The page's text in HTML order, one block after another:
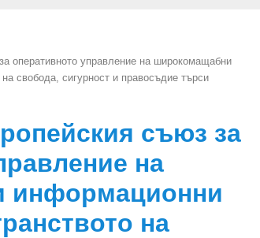
оперативното управление на широкомащабни
свобода, сигурност и правосъдие търси
съюз за
на
информационни
на